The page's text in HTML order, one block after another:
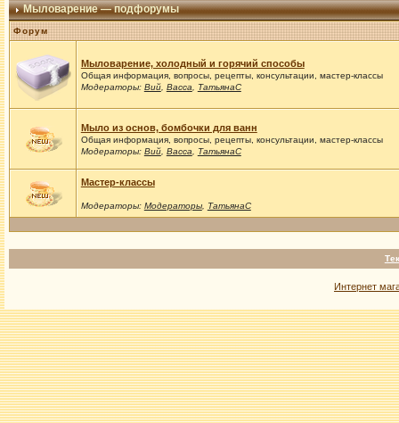
Мыловарение — подфорумы
Форум
Мыловарение, холодный и горячий способы
Общая информация, вопросы, рецепты, консультации, мастер-классы
Модераторы: Вий, Васса ТатьянаС
Мыло из основ, бомбочки для ванн
Общая информация, вопросы, рецепты, консультации, мастер-классы
Модераторы: Вий, Васса ТатьянаС
Мастер-классы
Модераторы: Модераторы, ТатьянаС
Интернет